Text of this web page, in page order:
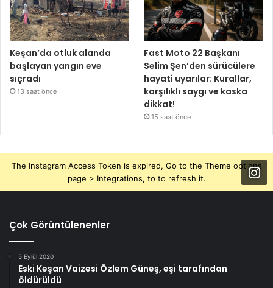
Keşan’da otluk alanda
başlayan yangın eve
sıçradı
13 saat önce
Fast Moto 22 Başkanı
Selim Şen’den sürücülere
hayati uyarılar: Kurallar,
karşılıklı saygı ve kaska
dikkat!
15 saat önce
The Instagram Access Token is expired, Go to the Theme options
page > Integrations, to to refresh it.
Çok Görüntülenenler
5 Eylül 2020
Eski Keşan Vaizesi Özlem Güneş, eşi tarafından
öldürüldü